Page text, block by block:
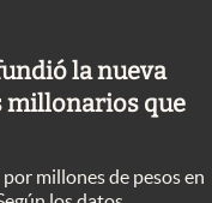
la nueva
millonarios que
millones de pesos en